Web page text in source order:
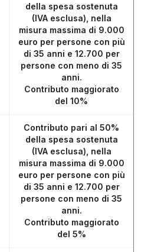
della spesa sostenuta
(IVA esclusa), nella
misura massima di 9.000
euro per persone con più
di 35 anni e 12.700 per
persone con meno di 35
anni.
Contributo maggiorato
del 10%
Contributo pari al 50%
della spesa sostenuta
(IVA esclusa), nella
misura massima di 9.000
euro per persone con più
di 35 anni e 12.700 per
persone con meno di 35
anni.
Contributo maggiorato
del 5%